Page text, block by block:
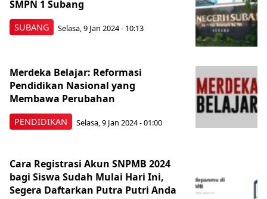
SUBANG
SMPN 1 Subang
Selasa, 9 Jan 2024 - 10:13
PENDIDIKAN
Merdeka Belajar: Reformasi
Pendidikan Nasional yang
Membawa Perubahan
Selasa, 9 Jan 2024 - 01:00
Cara Registrasi Akun SNPMB 2024
bagi Siswa Sudah Mulai Hari Ini,
Segera Daftarkan Putra Putri Anda